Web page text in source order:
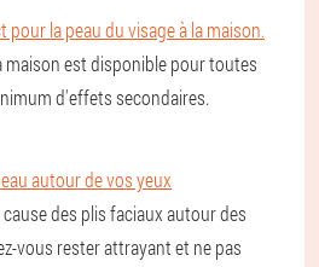
pour la peau du visage à la maison.
maison est disponible pour toutes
d'effets secondaires.
autour de vos yeux
des plis faciaux autour des
vous rester attrayant et ne pas